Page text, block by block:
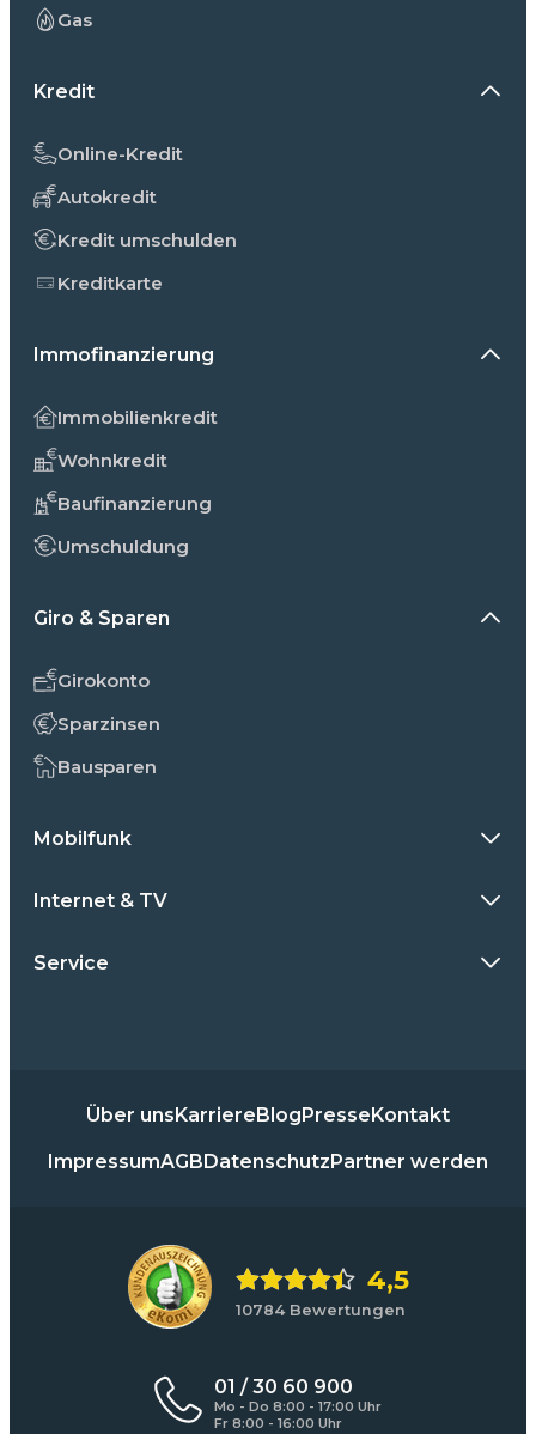
Gas
Kredit
Online-Kredit
Autokredit
Kredit umschulden
Kreditkarte
Immofinanzierung
Immobilienkredit
Wohnkredit
Baufinanzierung
Umschuldung
Giro & Sparen
Girokonto
Sparzinsen
Bausparen
Mobilfunk
Internet & TV
Service
Über unsKarriereBlogPresseKontakt
ImpressumAGBDatenschutzPartner werden
4,5
10784 Bewertungen
01 / 30 60 900
Mo - Do 8:00 - 17:00 Uhr
Fr 8:00 - 16:00 Uhr